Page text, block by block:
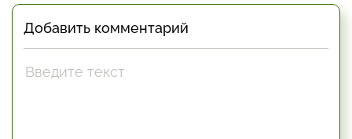
Добавить комментарий